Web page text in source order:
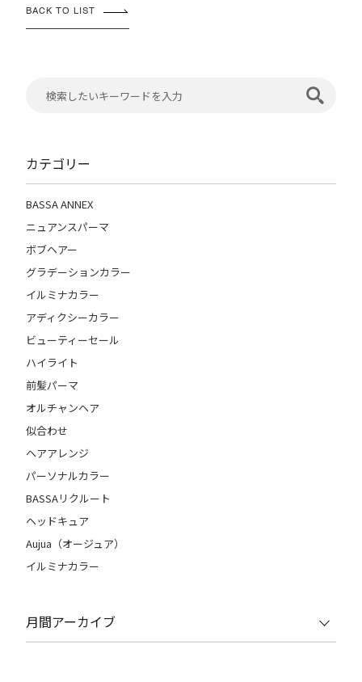
BACK TO LIST
カテゴリー
BASSA ANNEX
ニュアンスパーマ
ボブヘアー
グラデーションカラー
イルミナカラー
アディクシーカラー
ビューティーセール
ハイライト
前髪パーマ
オルチャンヘア
似合わせ
ヘアアレンジ
パーソナルカラー
BASSAリクルート
ヘッドキュア
Aujua（オージュア）
イルミナカラー
月間アーカイブ